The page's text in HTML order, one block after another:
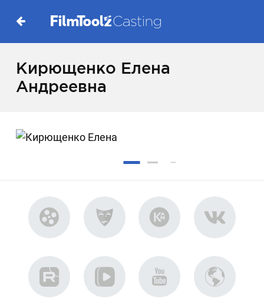
Кирющенко Елена
Андреевна